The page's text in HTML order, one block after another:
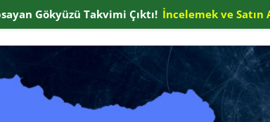
Gökyüzü Takvimi Çıktı! İncelemek ve Satın